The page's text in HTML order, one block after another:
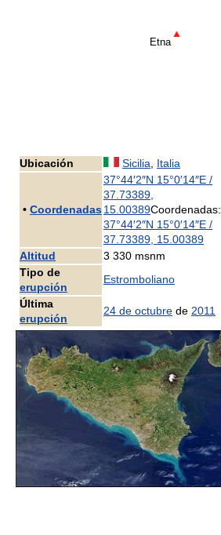
Etna
Ubicación Sicilia Italia
• Coordenadas
37°44′2″N 15°0′14″E /
37.73389
15.00389Coordenadas:
37°44′2″N 15°0′14″E /
37.73389 15.00389
Altitud
3 330 msnm
Tipo de
erupción
Estromboliano
Última
erupción
24 de octubre de 2011